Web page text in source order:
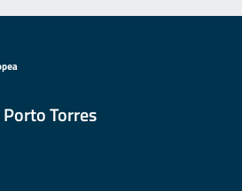
Torres